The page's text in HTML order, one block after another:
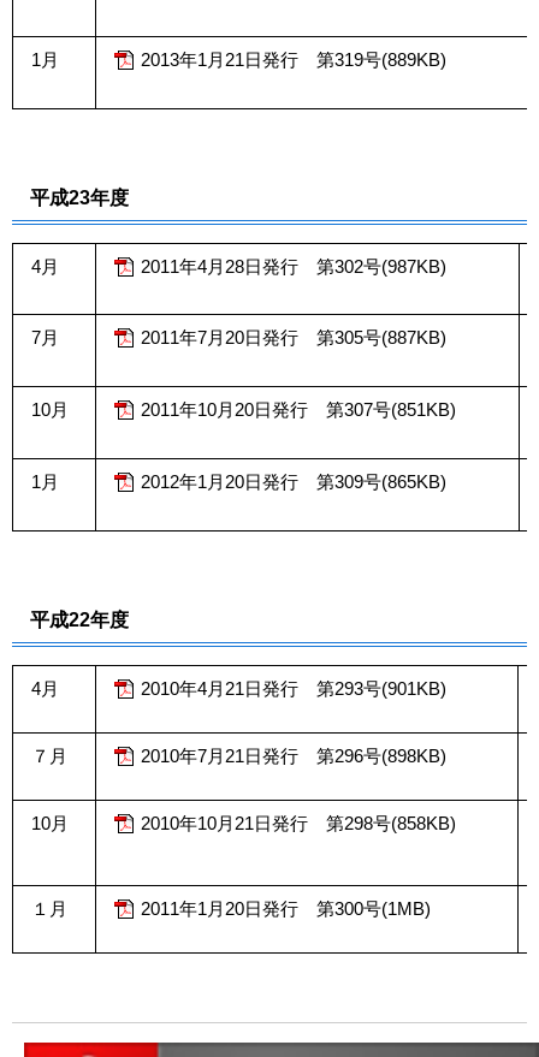
1月 2013年1月21日発行 第319号(889KB)
平成23年度
4月 2011年4月28日発行 第302号(987KB)
7月 2011年7月20日発行 第305号(887KB)
10月 2011年10月20日発行 第307号(851KB)
1月 2012年1月20日発行 第309号(865KB)
平成22年度
4月 2010年4月21日発行 第293号(901KB)
７月 2010年7月21日発行 第296号(898KB)
10月 2010年10月21日発行 第298号(858KB)
１月 2011年1月20日発行 第300号(1MB)